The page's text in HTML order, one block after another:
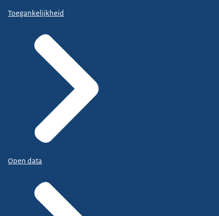
Toegankelijkheid
Open data